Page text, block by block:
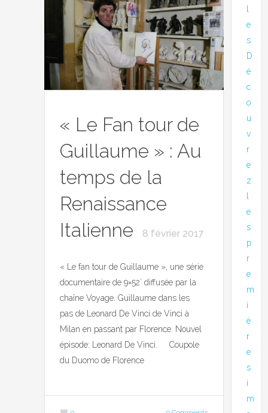
« Le Fan tour de
Guillaume » : Au
temps de la
Renaissance
Italienne
8 février 2017
« Le fan tour de Guillaume », une série
documentaire de 9×52′ diffusée par la
chaîne Voyage. Guillaume dans les
pas de Leonard De Vinci de Vinci à
Milan en passant par Florence. Nouvel
épisode: Leonard De Vinci. Coupole
du Duomo de Florence
e
s
D
é
c
o
u
v
r
e
z
e
s
p
r
e
m
i
è
r
e
s
i
m